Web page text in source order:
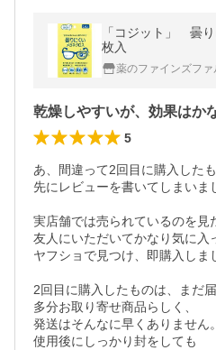
「コジット」 曇
枚入
薬のファインズファ
5
あ、間違って2回目に購入した
先にレビューを書いてしまいま
実店舗では売られているのを見
友人にいただいてかなり気に入
ヤフショで見つけ、即購入しま
2回目に購入したものは、まだ
多分お取り寄せ商品らしく、
発送はそんなに早くありません。
使用後にしっかり封をしても